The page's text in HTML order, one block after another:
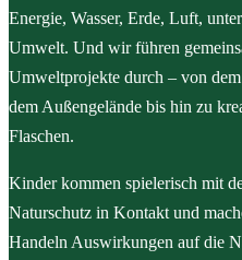
Energie, Wasser, Erde, Luft,
Umwelt. Und wir führen
Umweltprojekte durch – von
dem Außengelände bis hin zu
Flaschen.
Kinder kommen spielerisch mit
Naturschutz in Kontakt und
Handeln Auswirkungen auf die